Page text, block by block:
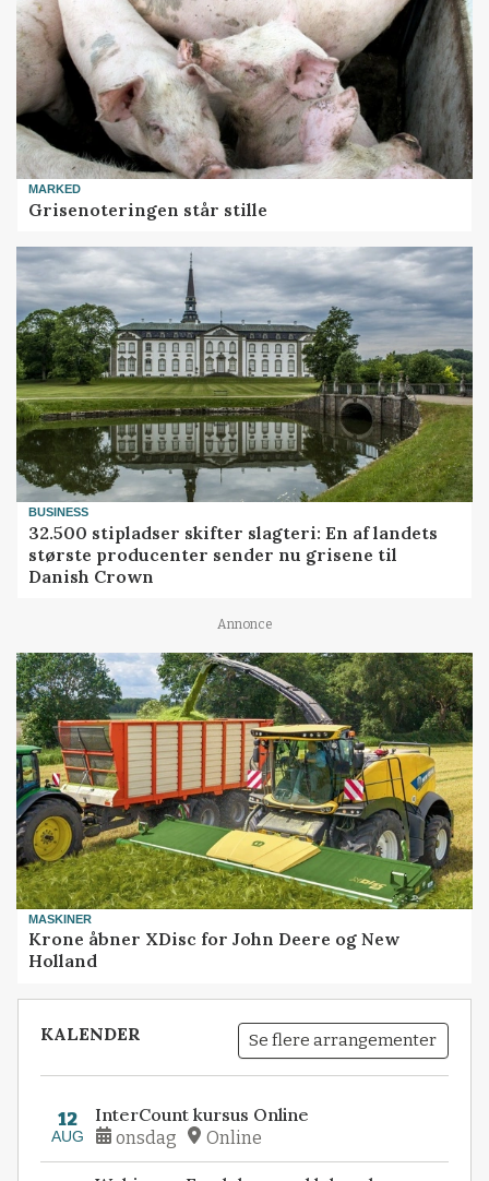
MARKED
Grisenoteringen står stille
BUSINESS
32.500 stipladser skifter slagteri: En af landets
største producenter sender nu grisene til
Danish Crown
Annonce
MASKINER
Krone åbner XDisc for John Deere og New
Holland
KALENDER Se flere arrangementer
12
AUG
InterCount kursus Online
onsdag Online